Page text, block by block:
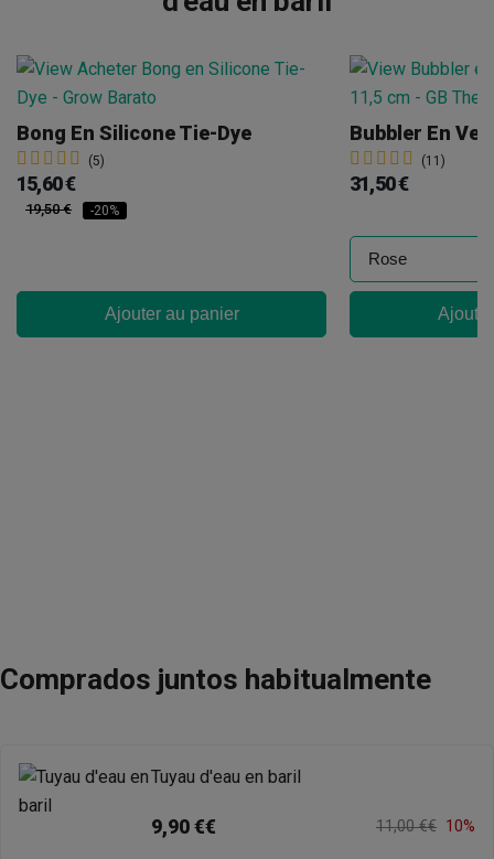
Bong En Silicone Tie-Dye
(5)
15,60 €
19,50 € -20%
Ajouter au panier
(11)
31,50 €
Comprados juntos habitualmente
Tuyau d'eau en baril
9,90 €€ 11,00 €€ 10%